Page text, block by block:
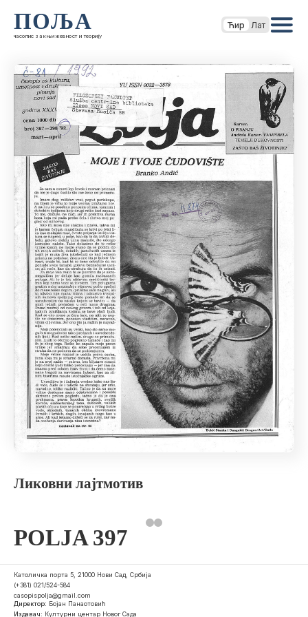
ПОЉА
часопис за књижевност и теорију
Ћир Лат
Ликовни лајтмотив
POLJA 397
Католичка порта 5, 21000 Нови Сад, Србија
(+381) 021/524-584
casopispolja@gmail.com
Директор: Бојан Панаотовић
Издавач: Културни центар Новог Сада